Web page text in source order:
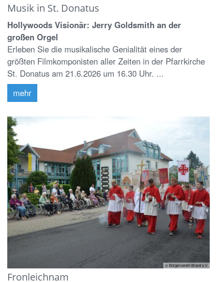
Musik in St. Donatus
Hollywoods Visionär: Jerry Goldsmith an der
großen Orgel
Erleben Sie die musikalische Genialität eines der
größten Filmkomponisten aller Zeiten in der Pfarrkirche
St. Donatus am 21.6.2026 um 16.30 Uhr. ...
mehr
© Bürgerverein Brand e.V.
Fronleichnam